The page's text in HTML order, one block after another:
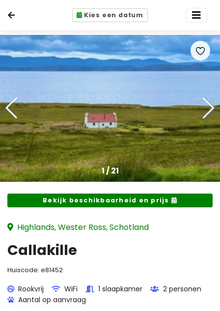
Kies een datum
1/21
Bekijk beschikbaarheid en prijs
Highlands, Wester Ross, Schotland
Callakille
Huiscode: e81452
Rookvrij WiFi 1 slaapkamer
2 personen
Aantal op aanvraag